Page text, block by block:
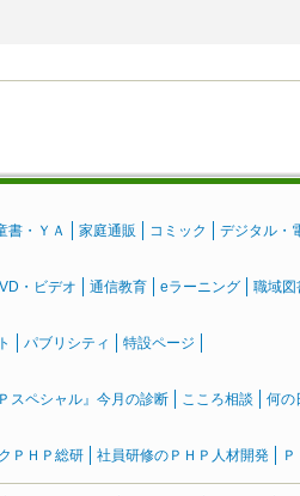
書・ＹＡ 家庭通販 コミック デジタル・
・ビデオ 通信教育 eラーニング 職域図
パブリシティ 特設ページ
スペシャル』今月の診断 こころ相談 何の
ＰＨＰ総研 社員研修のＰＨＰ人材開発